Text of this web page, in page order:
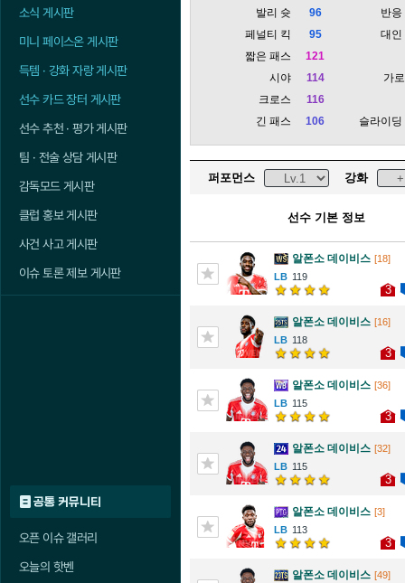
소식 게시판
미니 페이스온 게시판
득템 · 강화 자랑 게시판
선수 카드 장터 게시판
선수 추천 · 평가 게시판
팀 · 전술 상담 게시판
감독모드 게시판
클럽 홍보 게시판
사건 사고 게시판
이슈 토론 제보 게시판
공통 커뮤니티
오픈 이슈 갤러리
오늘의 핫벤
발리 슛
96
페널티 킥
95
짧은 패스
121
시야
114
크로스
116
긴 패스
106
반응
대인
가
슬라이딩
퍼포먼스 강화
선수 기본 정보
알폰소 데이비스 [18]
119
3
알폰소 데이비스 [16]
118
3
알폰소 데이비스 [36]
115
3
알폰소 데이비스 [32]
115
3
알폰소 데이비스 [3]
113
3
알폰소 데이비스 [49]